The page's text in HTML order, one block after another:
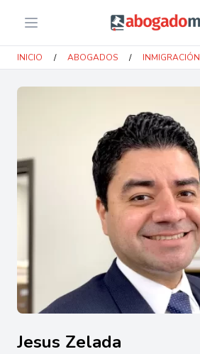
Open menu Abogadomall
INICIO / ABOGADOS / INMIGRACIÓN
Jesus Zelada